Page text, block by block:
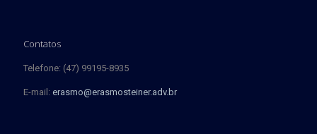
Contatos
Telefone: (47) 99195-8935
E-mail: erasmo@erasmosteiner.adv.br